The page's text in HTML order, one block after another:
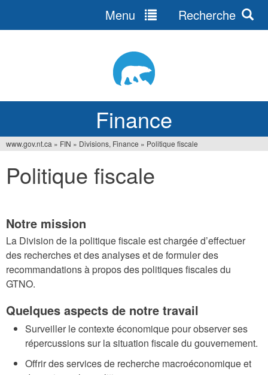
Finance
Menu Recherche
are
www.gov.nt.ca » FIN » Divisions, Finance » Politique fiscale
Politique fiscale
Notre mission
La Division de la politique fiscale est chargée d’effectuer
des recherches et des analyses et de formuler des
recommandations à propos des politiques fiscales du
GTNO.
Quelques aspects de notre travail
Surveiller le contexte économique pour observer ses
répercussions sur la situation fiscale du gouvernement.
Offrir des services de recherche macroéconomique et